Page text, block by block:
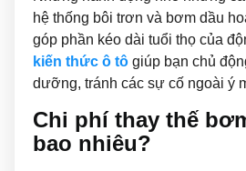
hệ thống bôi trơn và bơm dầu
góp phần kéo dài tuổi thọ của
kiến thức ô tô giúp bạn chủ
dưỡng, tránh các sự cố ngoài ý
Chi phí thay thế
bao nhiêu?